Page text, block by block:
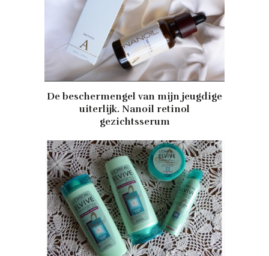
De beschermengel van mijn jeugdige
uiterlijk. Nanoil retinol
gezichtsserum